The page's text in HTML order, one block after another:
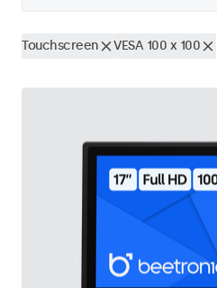
Touchscreen VESA 100 x 100